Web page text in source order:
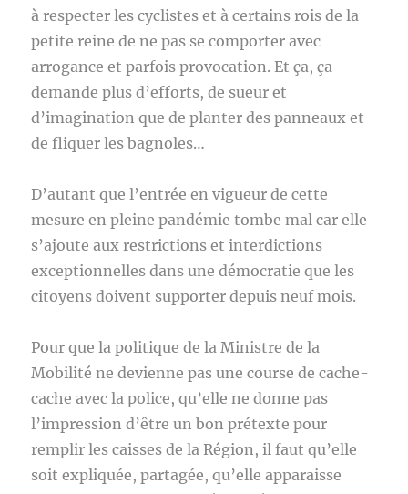
à respecter les cyclistes et à certains rois de la
petite reine de ne pas se comporter avec
arrogance et parfois provocation. Et ça, ça
demande plus d’efforts, de sueur et
d’imagination que de planter des panneaux et
de fliquer les bagnoles…
D’autant que l’entrée en vigueur de cette
mesure en pleine pandémie tombe mal car elle
s’ajoute aux restrictions et interdictions
exceptionnelles dans une démocratie que les
citoyens doivent supporter depuis neuf mois.
Pour que la politique de la Ministre de la
Mobilité ne devienne pas une course de cache-
cache avec la police, qu’elle ne donne pas
l’impression d’être un bon prétexte pour
remplir les caisses de la Région, il faut qu’elle
soit expliquée, partagée, qu’elle apparaisse